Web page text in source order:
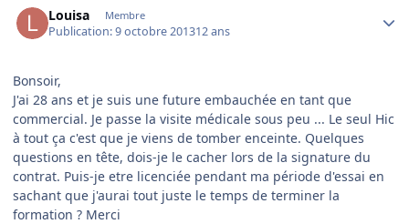
Louisa Membre
Publication:9 octobre 201312 ans
Bonsoir,
J'ai 28 ans et je suis une future embauchée en tant que
commercial. Je passe la visite médicale sous peu ... Le seul Hic
à tout ça c'est que je viens de tomber enceinte. Quelques
questions en tête, dois-je le cacher lors de la signature du
contrat. Puis-je etre licenciée pendant ma période d'essai en
sachant que j'aurai tout juste le temps de terminer la
formation ? Merci